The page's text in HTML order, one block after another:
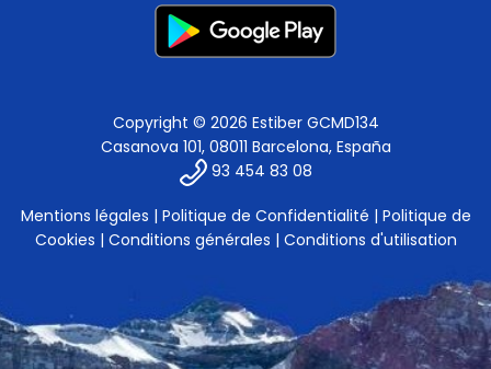
Copyright © 2026 Estiber GCMD134
Casanova 101, 08011 Barcelona, España
93 454 83 08
Mentions légales | Politique de Confidentialité | Politique de
Cookies | Conditions générales | Conditions d'utilisation